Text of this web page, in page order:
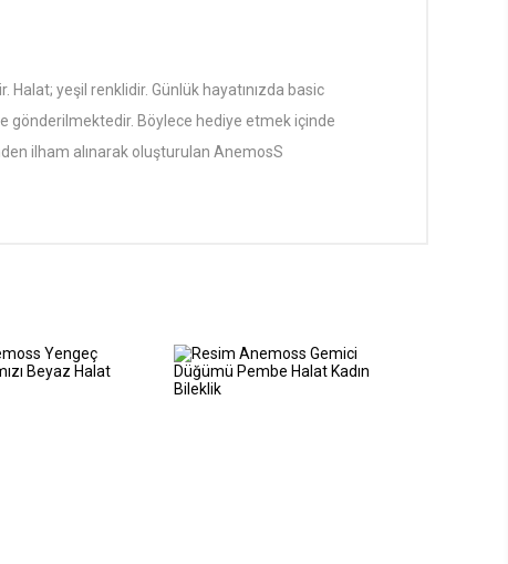
yeşil renklidir. Günlük hayatınızda basic
gönderilmektedir. Böylece hediye etmek içinde
ilham alınarak oluşturulan AnemosS